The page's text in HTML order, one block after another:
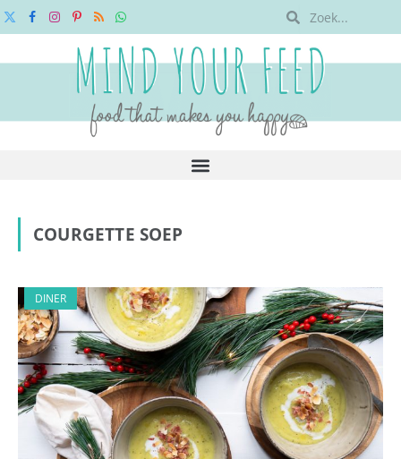
X
FacebookInstagram
Pinterest
RSSWhatsApp
COURGETTE SOEP
DINER